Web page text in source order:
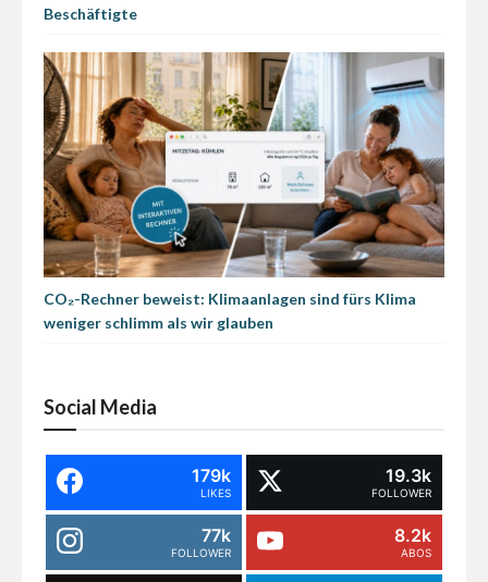
Beschäftigte
CO₂-Rechner beweist: Klimaanlagen sind fürs Klima
weniger schlimm als wir glauben
Social Media
179k
LIKES
19.3k
FOLLOWER
77k
FOLLOWER
8.2k
ABOS